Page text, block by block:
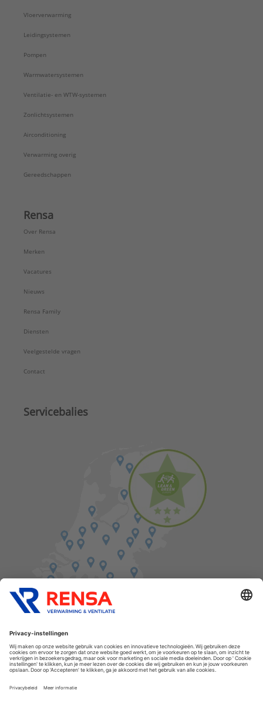
Vloerverwarming
Leidingsystemen
Pompen
Warmwatersystemen
Ventilatie- en WTW-systemen
Zonlichtsystemen
Airconditioning
Verwarming overig
Gereedschappen
Rensa
Over Rensa
Merken
Vacatures
Nieuws
Rensa Family
Diensten
Veelgestelde vragen
Contact
Servicebalies
Cookies
Privacyverklaring